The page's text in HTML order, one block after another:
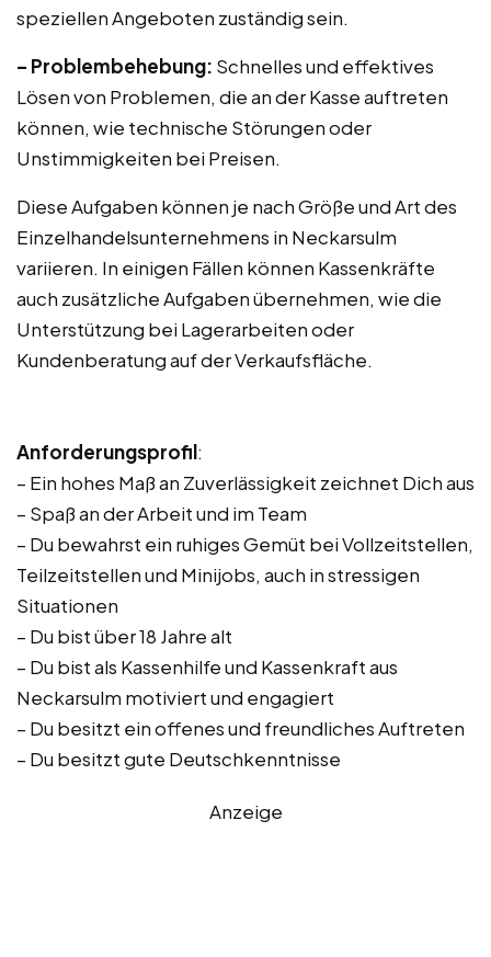
speziellen Angeboten zuständig sein.
– Problembehebung: Schnelles und effektives
Lösen von Problemen, die an der Kasse auftreten
können, wie technische Störungen oder
Unstimmigkeiten bei Preisen.
Diese Aufgaben können je nach Größe und Art des
Einzelhandelsunternehmens in Neckarsulm
variieren. In einigen Fällen können Kassenkräfte
auch zusätzliche Aufgaben übernehmen, wie die
Unterstützung bei Lagerarbeiten oder
Kundenberatung auf der Verkaufsfläche.
Anforderungsprofil:
– Ein hohes Maß an Zuverlässigkeit zeichnet Dich aus
– Spaß an der Arbeit und im Team
– Du bewahrst ein ruhiges Gemüt bei Vollzeitstellen,
Teilzeitstellen und Minijobs, auch in stressigen
Situationen
– Du bist über 18 Jahre alt
– Du bist als Kassenhilfe und Kassenkraft aus
Neckarsulm motiviert und engagiert
– Du besitzt ein offenes und freundliches Auftreten
– Du besitzt gute Deutschkenntnisse
Anzeige